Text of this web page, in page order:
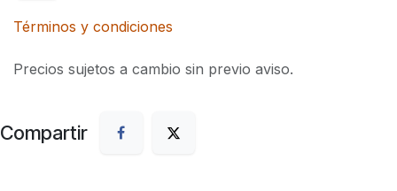
Términos y condiciones
Precios sujetos a cambio sin previo aviso.
Compartir